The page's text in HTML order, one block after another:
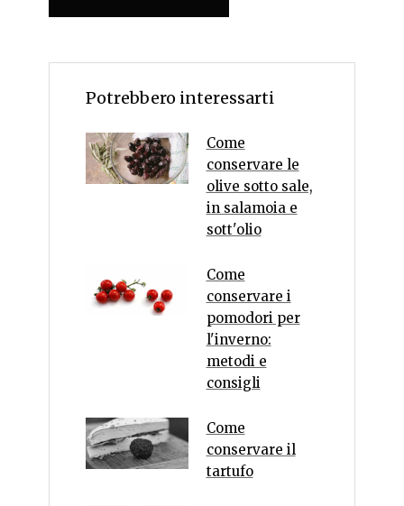
Potrebbero interessarti
Come
conservare le
olive sotto sale,
in salamoia e
sott'olio
Come
conservare i
pomodori per
l'inverno:
metodi e
consigli
Come
conservare il
tartufo